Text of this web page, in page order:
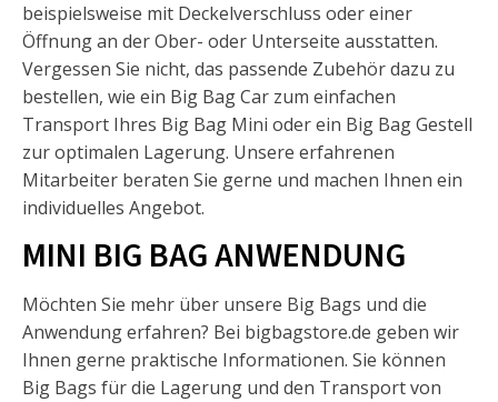
beispielsweise mit Deckelverschluss oder einer
Öffnung an der Ober- oder Unterseite ausstatten.
Vergessen Sie nicht, das passende Zubehör dazu zu
bestellen, wie ein Big Bag Car zum einfachen
Transport Ihres Big Bag Mini oder ein Big Bag Gestell
zur optimalen Lagerung. Unsere erfahrenen
Mitarbeiter beraten Sie gerne und machen Ihnen ein
individuelles Angebot.
MINI BIG BAG ANWENDUNG
Möchten Sie mehr über unsere Big Bags und die
Anwendung erfahren? Bei bigbagstore.de geben wir
Ihnen gerne praktische Informationen. Sie können
Big Bags für die Lagerung und den Transport von